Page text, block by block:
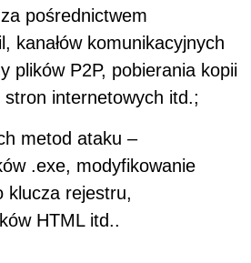
pośrednictwem
kanałów komunikacyjnych
plików P2P, pobierania kopii
internetowych itd.;
metod ataku –
.exe, modyfikowanie
klucza rejestru,
HTML itd..